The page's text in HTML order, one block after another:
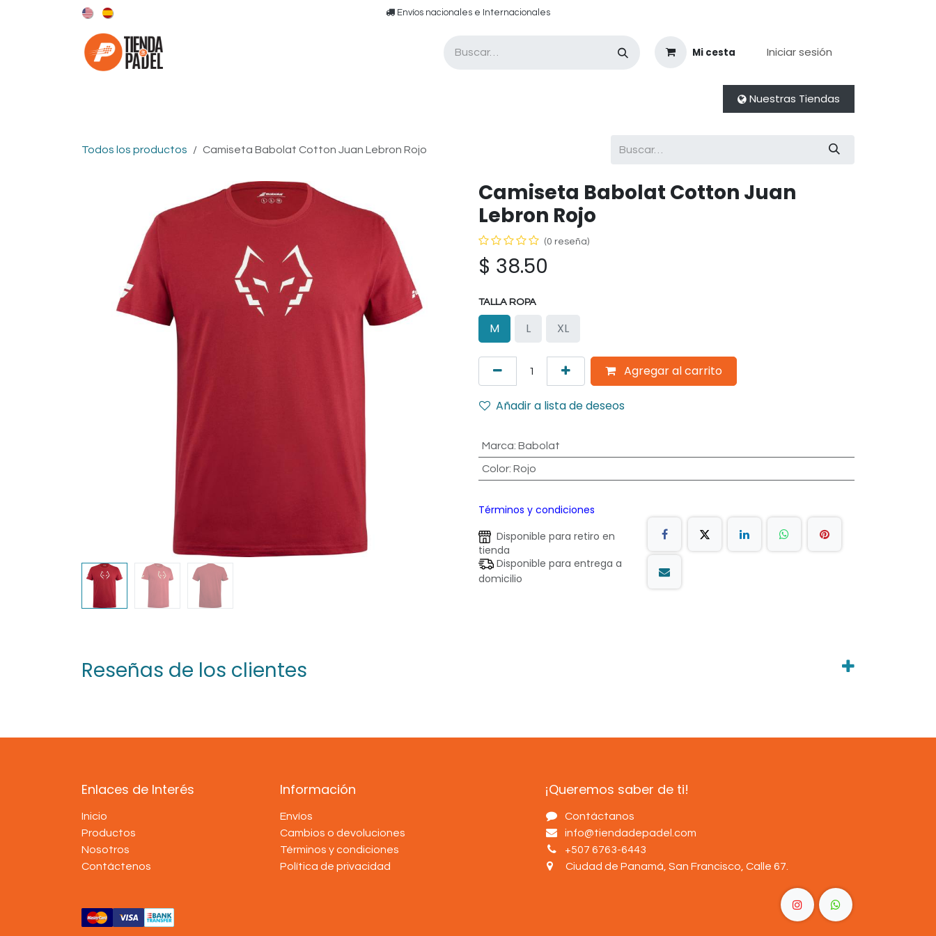
​​ E​nvíos nacionales e ​​​Internacionales​
Mi cesta Iniciar sesión
Nuestras Tiendas
Todos los productos Camiseta Babolat Cotton Juan Lebron Rojo
Camiseta Babolat Cotton Juan
Lebron Rojo
(0 reseña)
$ 38.50
TALLA ROPA
M L XL
Agregar al carrito
Añadir a lista de deseos
Marca: Babolat
Color: Rojo
Términos y condiciones
Disponible para retiro en
tienda
Disponible para entrega a
domicilio
Reseñas de los clientes
Enlaces de Interés
Inicio
Productos
Nosotros
Contáctenos
Información
Envíos
Cambios o devoluciones
Términos y condiciones
Política de privacidad
¡Queremos saber de ti!
Contáctanos
info@tiendadepadel.com
+507 6763-6443
Ciudad de Panamá, San Francisco, Calle 67